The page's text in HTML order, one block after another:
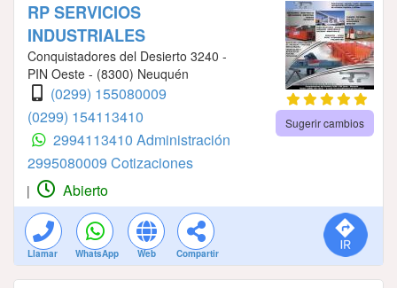
RP SERVICIOS
INDUSTRIALES
Conquistadores del Desierto 3240 -
PIN Oeste - (8300) Neuquén
(0299) 155080009
(0299) 154113410
2994113410 Administración
2995080009 Cotizaciones
Sugerir cambios
| Abierto
Llamar WhatsApp Web Compartir